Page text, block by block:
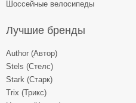
Шоссейные велосипеды
Лучшие бренды
Author (Автор)
Stels (Стелс)
Stark (Старк)
Trix (Трикс)